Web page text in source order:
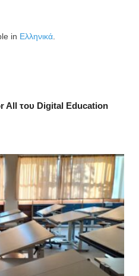
in Ελληνικά
All του Digital Education